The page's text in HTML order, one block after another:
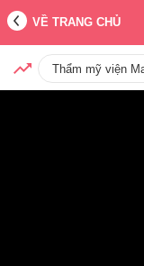
VỀ TRANG CHỦ
Thẩm mỹ viện